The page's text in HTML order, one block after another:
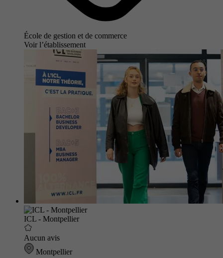
École de gestion et de commerce
Voir l’établissement
ICL - Montpellier
Aucun avis
Montpellier